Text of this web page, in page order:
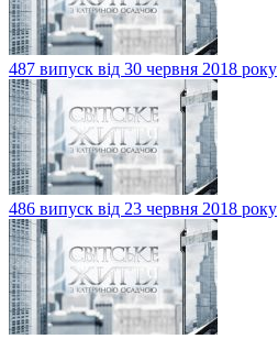
487 випуск від 30 червня 2018 року
486 випуск від 23 червня 2018 року